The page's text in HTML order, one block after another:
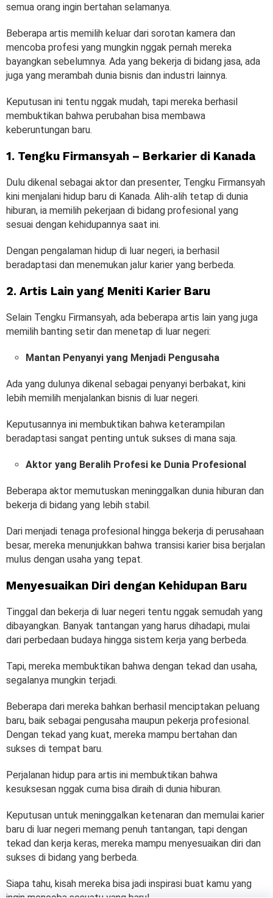
semua orang ingin bertahan selamanya.
Beberapa artis memilih keluar dari sorotan kamera dan
mencoba profesi yang mungkin nggak pernah mereka
bayangkan sebelumnya. Ada yang bekerja di bidang jasa, ada
juga yang merambah dunia bisnis dan industri lainnya.
Keputusan ini tentu nggak mudah, tapi mereka berhasil
membuktikan bahwa perubahan bisa membawa
keberuntungan baru.
1. Tengku Firmansyah – Berkarier di Kanada
Dulu dikenal sebagai aktor dan presenter, Tengku Firmansyah
kini menjalani hidup baru di Kanada. Alih-alih tetap di dunia
hiburan, ia memilih pekerjaan di bidang profesional yang
sesuai dengan kehidupannya saat ini.
Dengan pengalaman hidup di luar negeri, ia berhasil
beradaptasi dan menemukan jalur karier yang berbeda.
2. Artis Lain yang Meniti Karier Baru
Selain Tengku Firmansyah, ada beberapa artis lain yang juga
memilih banting setir dan menetap di luar negeri:
Mantan Penyanyi yang Menjadi Pengusaha
Ada yang dulunya dikenal sebagai penyanyi berbakat, kini
lebih memilih menjalankan bisnis di luar negeri.
Keputusannya ini membuktikan bahwa keterampilan
beradaptasi sangat penting untuk sukses di mana saja.
Aktor yang Beralih Profesi ke Dunia Profesional
Beberapa aktor memutuskan meninggalkan dunia hiburan dan
bekerja di bidang yang lebih stabil.
Dari menjadi tenaga profesional hingga bekerja di perusahaan
besar, mereka menunjukkan bahwa transisi karier bisa berjalan
mulus dengan usaha yang tepat.
Menyesuaikan Diri dengan Kehidupan Baru
Tinggal dan bekerja di luar negeri tentu nggak semudah yang
dibayangkan. Banyak tantangan yang harus dihadapi, mulai
dari perbedaan budaya hingga sistem kerja yang berbeda.
Tapi, mereka membuktikan bahwa dengan tekad dan usaha,
segalanya mungkin terjadi.
Beberapa dari mereka bahkan berhasil menciptakan peluang
baru, baik sebagai pengusaha maupun pekerja profesional.
Dengan tekad yang kuat, mereka mampu bertahan dan
sukses di tempat baru.
Perjalanan hidup para artis ini membuktikan bahwa
kesuksesan nggak cuma bisa diraih di dunia hiburan.
Keputusan untuk meninggalkan ketenaran dan memulai karier
baru di luar negeri memang penuh tantangan, tapi dengan
tekad dan kerja keras, mereka mampu menyesuaikan diri dan
sukses di bidang yang berbeda.
Siapa tahu, kisah mereka bisa jadi inspirasi buat kamu yang